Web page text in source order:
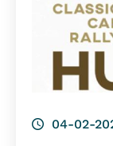
04-02-